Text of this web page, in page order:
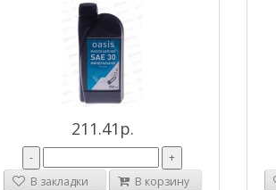
211.41р.
-
+
В закладки
В корзину